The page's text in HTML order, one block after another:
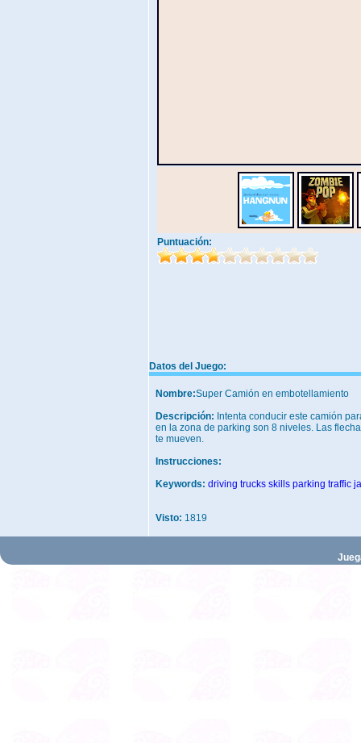
Puntuación:
Datos del Juego:
Nombre:Super Camión en embotellamiento
Descripción: Intenta conducir este camión
en la zona de parking son 8 niveles. Las
te mueven.
Instrucciones:
Keywords: driving trucks skills parking traffic
Visto: 1819